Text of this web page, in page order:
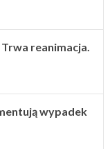
reanimacja.
wypadek